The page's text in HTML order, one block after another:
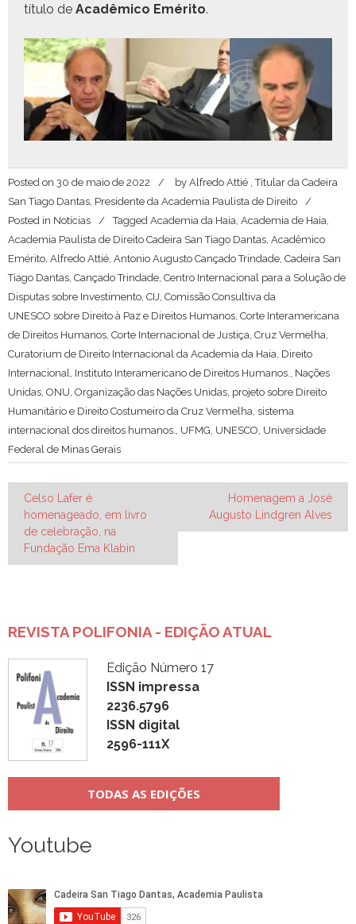
títu­lo de Acadêmi­co Eméri­to.
Posted on 30 de maio de 2022 by Alfredo Attié , Titular da Cadeira
San Tiago Dantas, Presidente da Academia Paulista de Direito
Posted in Notícias Tagged Academia da Haia, Academia de Haia,
Academia Paulista de Direito Cadeira San Tiago Dantas, Acadêmico
Emérito, Alfredo Attié, Antonio Augusto Cançado Trindade, Cadeira San
Tiago Dantas, Cançado Trindade, Centro Internacional para a Solução de
Disputas sobre Investimento, CIJ, Comissão Consultiva da
UNESCO sobre Direito à Paz e Direitos Humanos, Corte Interamericana
de Direitos Humanos, Corte Internacional de Justiça, Cruz Vermelha,
Curatorium de Direito Internacional da Academia da Haia, Direito
Internacional, Instituto Interamericano de Direitos Humanos., Nações
Unidas, ONU, Organização das Nações Unidas, projeto sobre Direito
Humanitário e Direito Costumeiro da Cruz Vermelha, sistema
internacional dos direitos humanos., UFMG, UNESCO, Universidade
Federal de Minas Gerais
Navegação
de
Post
Celso Lafer é
homenageado, em livro
de celebração, na
Fundação Ema Klabin
Homenagem a José
Augusto Lindgren Alves
REVISTA POLIFONIA - EDIÇÃO ATUAL
Edição Número 17
ISSN impressa
2236.5796
ISSN digital
2596-111X
TODAS AS EDIÇÕES
Youtube